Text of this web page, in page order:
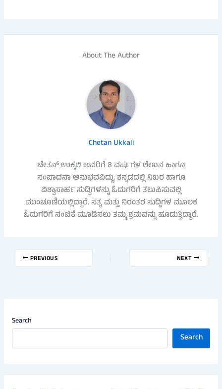
About The Author
Chetan Ukkali
ಚೇತನ್ ಉಕ್ಕಲಿ ಅವರಿಗೆ 8 ವರ್ಷಗಳ ಲೇಖನ ಹಾಗೂ
ಸಂಪಾದನಾ ಅನುಭವವಿದ್ದು, ಕನ್ನಡದಲ್ಲಿ ನಿಖರ ಹಾಗೂ
ವಿಶ್ವಾಸಾರ್ಹ ಸುದ್ದಿಗಳನ್ನು ಓದುಗರಿಗೆ ತಲುಪಿಸುವಲ್ಲಿ
ಮುಂಚೂಣಿಯಲ್ಲಿದ್ದಾರೆ. ಸತ್ಯ ಮತ್ತು ನಿರಂತರ ಸುದ್ದಿಗಳ ಮೂಲಕ
ಓದುಗರಿಗೆ ನಂಬಿಕೆ ಮೂಡಿಸಲು ತಮ್ಮ ಶ್ರಮವನ್ನು ಹೂಡುತ್ತಿದ್ದಾರೆ.
PREVIOUS NEXT
Search
Search